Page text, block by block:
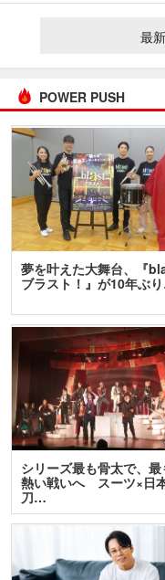
最
POWER PUSH
夢を叶えた大舞台、『
ブラスト！』が10年ぶ
シリーズ最も骨太で、最
熱い戦いへ スーツ×日
刀…